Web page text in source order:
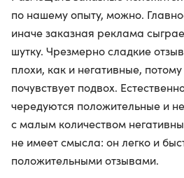
по нашему опыту, можно.
иначе заказная реклама
шутку. Чрезмерно сладкие
плохи, как и негативные,
почувствует подвох.
чередуются положительные и
с малым количеством
не имеет смысла: он легко и
положительными отзывами.